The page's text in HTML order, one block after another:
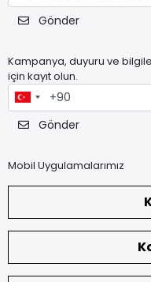
Gönder
Kampanya, duyuru ve
için kayıt olun.
Gönder
Mobil Uygulamalarımız